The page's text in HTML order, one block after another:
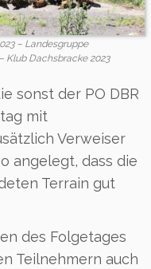
– Landesgruppe
Dachsbracke 2023
sonst der PO DBR
mit
Verweiser
angelegt, dass die
Terrain gut
des Folgetages
Teilnehmern auch